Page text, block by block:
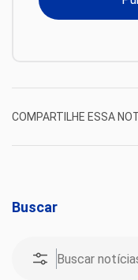
COMPARTILHE ESSA
Buscar